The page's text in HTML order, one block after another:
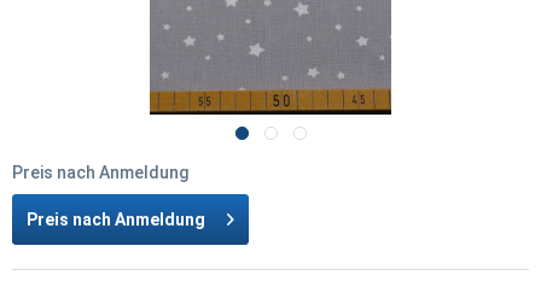
Preis nach Anmeldung
Preis nach Anmeldung